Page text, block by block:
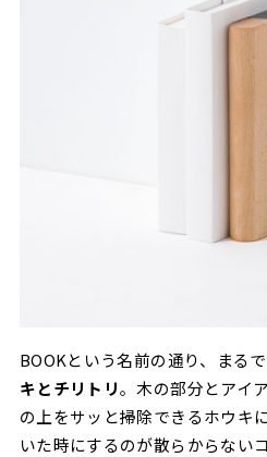
BOOKという名前の通り、まるで
キとチリトリ。木の部分とアイ
の上をサッと掃除できるホウキ
いた時にするのが散らからない